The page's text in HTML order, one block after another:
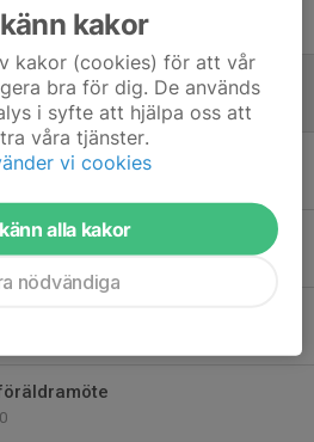
22 mars
0
kakor
kakor (cookies) för att vår
bra för dig. De används
i syfte att hjälpa oss att
våra tjänster.
vi cookies
alla kakor
nödvändiga